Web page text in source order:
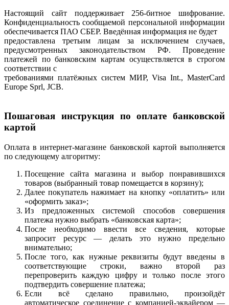
Настоящий сайт поддерживает 256-битное шифрование.
Конфиденциальность сообщаемой персональной информации
обеспечивается ПАО СБЕР. Введённая информация не будет
предоставлена третьим лицам за исключением случаев,
предусмотренных законодательством РФ. Проведение
платежей по банковским картам осуществляется в строгом
соответствии с
требованиями платёжных систем МИР, Visa Int., MasterCard
Europe Sprl, JCB.
Пошаговая инструкция по оплате банковской
картой
Оплата в интернет-магазине банковской картой выполняется
по следующему алгоритму:
Посещение сайта магазина и выбор понравившихся
товаров (выбранный товар помещается в корзину);
Далее покупатель нажимает на кнопку «оплатить» или
«оформить заказ»;
Из предложенных системой способов совершения
платежа нужно выбрать «банковская карта»;
После необходимо ввести все сведения, которые
запросит ресурс — делать это нужно предельно
внимательно;
После того, как нужные реквизиты будут введены в
соответствующие строки, важно второй раз
перепроверить каждую цифру и только после этого
подтвердить совершение платежа;
Если всё сделано правильно, произойдёт
автоматическое соединение с компанией-эквайером —